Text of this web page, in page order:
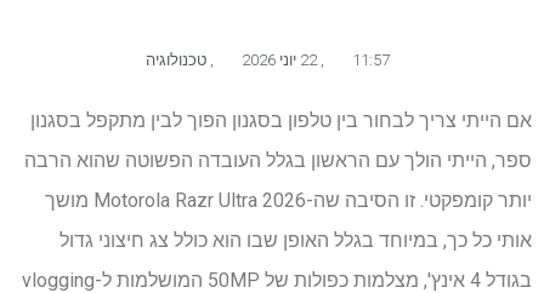
11:57 טכנולוגיה
אם הייתי צריך לבחור בין טלפון בסגנון הפוך לבין מתקפל בסגנון
ספר, הייתי הולך עם הראשון בגלל העובדה הפשוטה שהוא הרבה
יותר קומפקטי. זו הסיבה שה-Motorola Razr Ultra 2026 מושך
אותי כל כך, במיוחד בגלל האופן שבו הוא כולל צג חיצוני גדול
בגודל 4 אינץ', מצלמות כפולות של 50MP המושלמות ל-vlogging